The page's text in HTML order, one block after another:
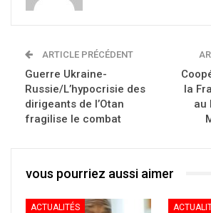
ARTICLE PRÉCÉDENT
Guerre Ukraine-
Russie/L’hypocrisie des
dirigeants de l’Otan
fragilise le combat
la
au
vous pourriez aussi aimer
ACTUALITÉS